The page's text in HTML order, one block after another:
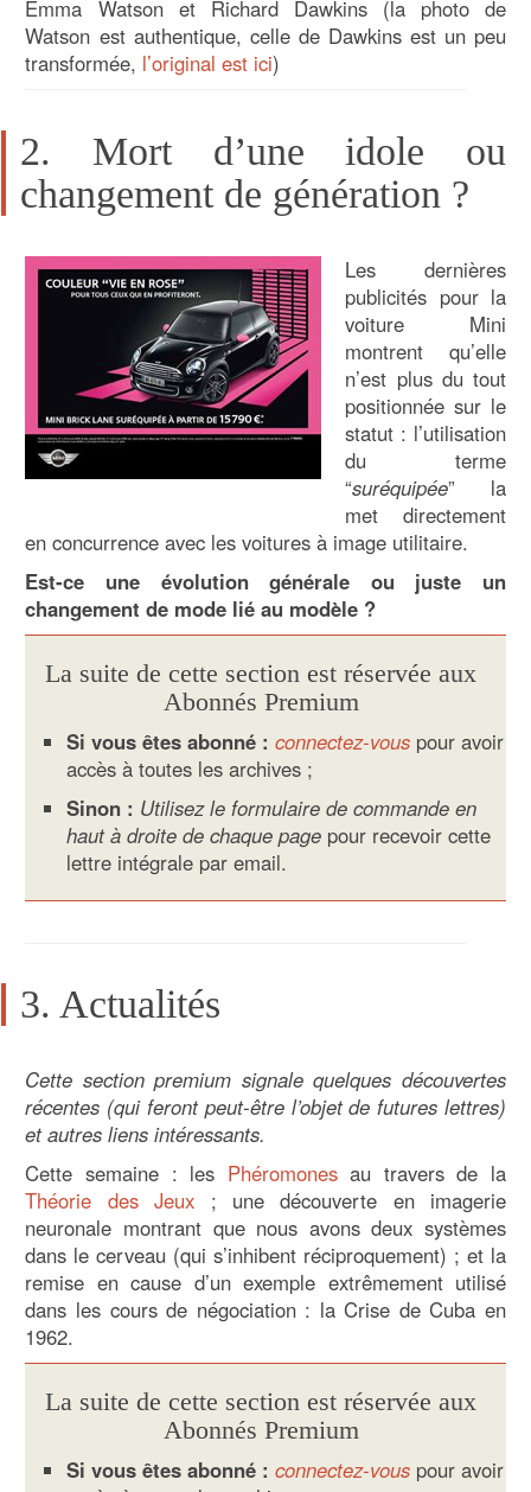
Emma Watson et Richard Dawkins (la photo de
Watson est authentique, celle de Dawkins est un peu
transformée, l’original est ici)
2. Mort d’une idole ou
changement de génération ?
Les dernières
publicités pour la
voiture Mini
montrent qu’elle
n’est plus du tout
positionnée sur le
statut : l’utilisation
du terme
“suréquipée” la
met directement
en concurrence avec les voitures à image utilitaire.
Est-ce une évolution générale ou juste un
changement de mode lié au modèle ?
La suite de cette section est réservée aux
Abonnés Premium
Si vous êtes abonné : connectez-vous pour avoir
accès à toutes les archives ;
Sinon : Utilisez le formulaire de commande en
haut à droite de chaque page pour recevoir cette
lettre intégrale par email.
3. Actualités
Cette section premium signale quelques découvertes
récentes (qui feront peut-être l’objet de futures lettres)
et autres liens intéressants.
Cette semaine : les Phéromonesau travers de la
Théorie des Jeux ; une découverte en imagerie
neuronale montrant que nous avons deux systèmes
dans le cerveau (qui s’inhibent réciproquement) ; et la
remise en cause d’un exemple extrêmement utilisé
dans les cours de négociation : la Crise de Cuba en
1962.
La suite de cette section est réservée aux
Abonnés Premium
Si vous êtes abonné : connectez-vous pour avoir